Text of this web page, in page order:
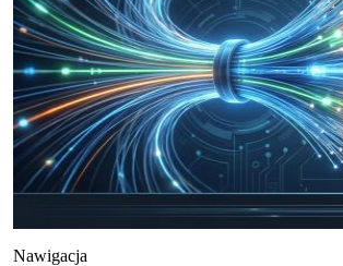
Nawigacja